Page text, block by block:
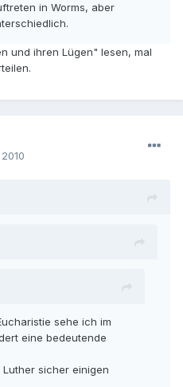
in Worms, aber
und ihren Lügen" lesen, mal
sehe ich im
eine bedeutende
sicher einigen